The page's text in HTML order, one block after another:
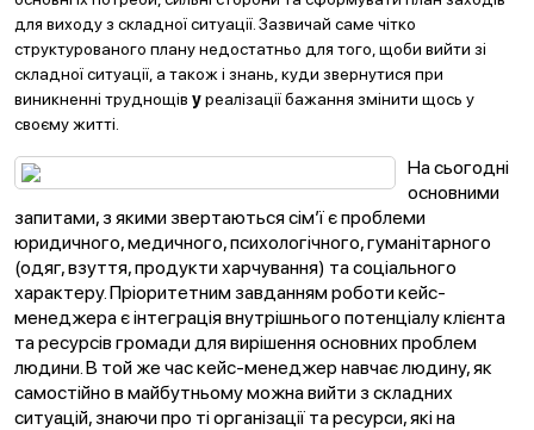
для виходу з складної ситуації. Зазвичай саме чітко
структурованого плану недостатньо для того, щоби вийти зі
складної ситуації, а також і знань, куди звернутися при
виникненні труднощів уреалізації бажання змінити щось у
своєму житті
На сьогодні
основними
запитами, з якими звертаються сім’ї є проблеми
юридичного, медичного, психологічного, гуманітарного
(одяг, взуття, продукти харчування) та соціального
характеру. Пріоритетним завданням роботи кейс-
менеджера є інтеграція внутрішнього потенціалу клієнта
та ресурсів громади для вирішення основних проблем
людини. В той же час кейс-менеджер навчає людину, як
самостійно в майбутньому можна вийти з складних
ситуацій, знаючи про ті організації та ресурси, які на